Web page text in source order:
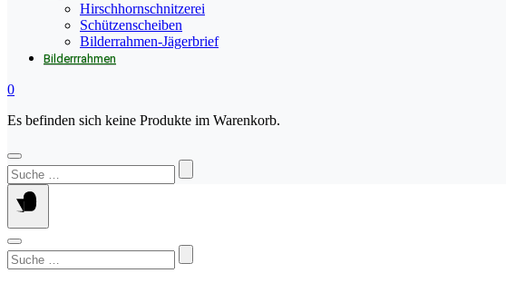
Hirschhornschnitzerei
Schützenscheiben
Bilderrahmen-Jägerbrief
Bilderrrahmen
0
Es befinden sich keine Produkte im Warenkorb.
Suchen
nach:
Suchen
nach: